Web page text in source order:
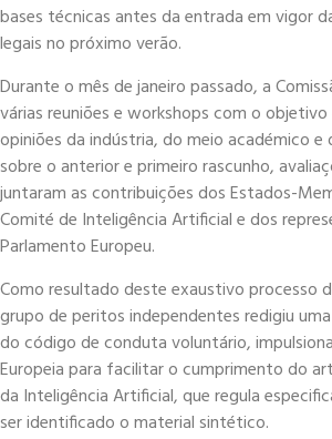
+
bases técnicas antes da entrada em vigor
legais no próximo verão.
Durante o mês de janeiro passado, a
várias reuniões e workshops com o objetivo
opiniões da indústria, do meio académico e
sobre o anterior e primeiro rascunho,
juntaram as contribuições dos Estados-
Comité de Inteligência Artificial e dos
Parlamento Europeu.
Como resultado deste exaustivo processo
grupo de peritos independentes redigiu
do código de conduta voluntário,
Europeia para facilitar o cumprimento do
da Inteligência Artificial, que regula
ser identificado o material sintético.